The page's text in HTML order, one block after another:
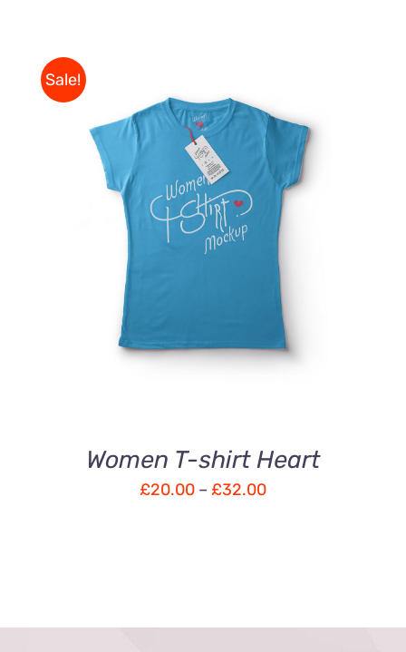
Sale!
DÉTAILS
Women T-shirt Heart
£20.00 – £32.00